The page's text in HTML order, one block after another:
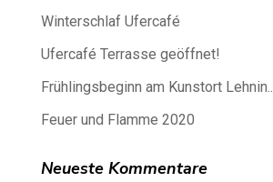
Winterschlaf Ufercafé
Ufercafé Terrasse geöffnet!
Frühlingsbeginn am Kunstort Lehnin..
Feuer und Flamme 2020
Neueste Kommentare